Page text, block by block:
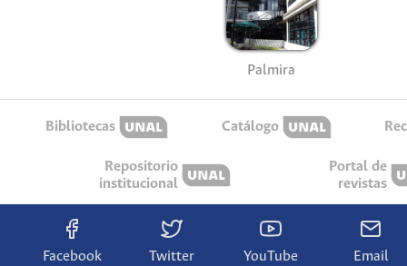
Palmira
Bibliotecas Catálogo
Repositorio
institucional
Portal de
revistas
Facebook Twitter YouTube Email